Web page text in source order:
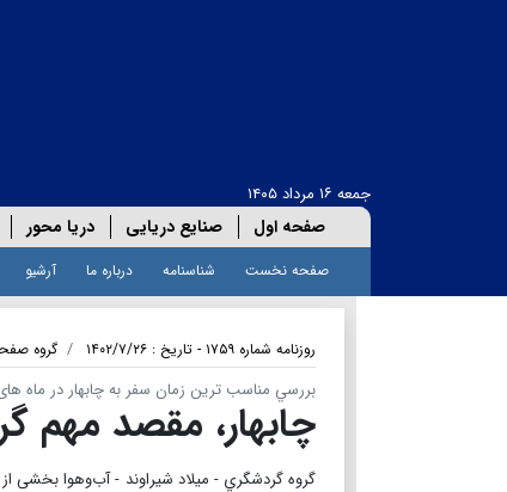
جمعه ۱۶ مرداد ۱۴۰۵
صفحه اول صنایع دریایی دریا محور
صفحه نخست شناسنامه درباره ما آرشیو
روزنامه شماره ۱۷۵۹ - تاریخ : ۱۴۰۲/۷/۲۶ گروه
بررسي مناسب ترین زمان سفر به چابهار در ماه
چابهار، مقصد مهم
گروه گردشگري - میلاد شیراوند - آب‌وهوا بخشی